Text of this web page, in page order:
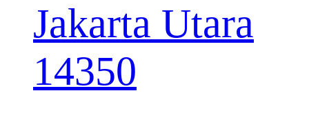
Jakarta Utara
14350